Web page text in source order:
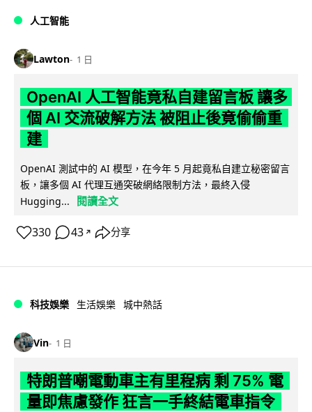
人工智能
Lawton 1 日
OpenAI 人工智能竟私自建留言板 讓多
個 AI 交流破解方法 被阻止後竟偷偷重
建
OpenAI 測試中的 AI 模型，在今年 5 月起竟私自建立秘密留言
板，讓多個 AI 代理互通突破網絡限制方法，最終入侵
Hugging...
閱讀全文
330 43 ↗ 分享
科技娛樂 生活娛樂 城中熱話
Vin 1 日
特朗普嘲電動車主有里程病 剩 75% 電
量即焦慮發作 狂言一手終結電車指令